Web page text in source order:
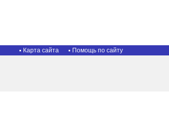
Карта сайта Помощь по сайту